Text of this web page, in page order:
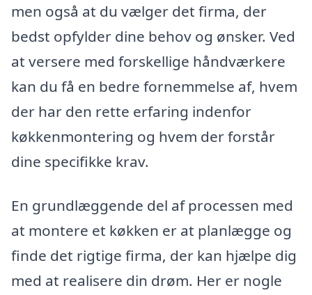
men også at du vælger det firma, der
bedst opfylder dine behov og ønsker. Ved
at versere med forskellige håndværkere
kan du få en bedre fornemmelse af, hvem
der har den rette erfaring indenfor
køkkenmontering og hvem der forstår
dine specifikke krav.
En grundlæggende del af processen med
at montere et køkken er at planlægge og
finde det rigtige firma, der kan hjælpe dig
med at realisere din drøm. Her er nogle